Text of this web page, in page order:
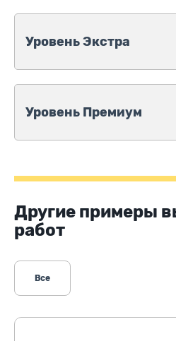
Уровень Экстра
Уровень Премиум
Другие примеры
работ
Все